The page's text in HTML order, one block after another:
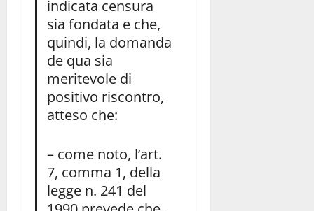
indicata censura
sia fondata e che,
quindi, la domanda
de qua sia
meritevole di
positivo riscontro,
atteso che:
– come noto, l’art.
7, comma 1, della
legge n. 241 del